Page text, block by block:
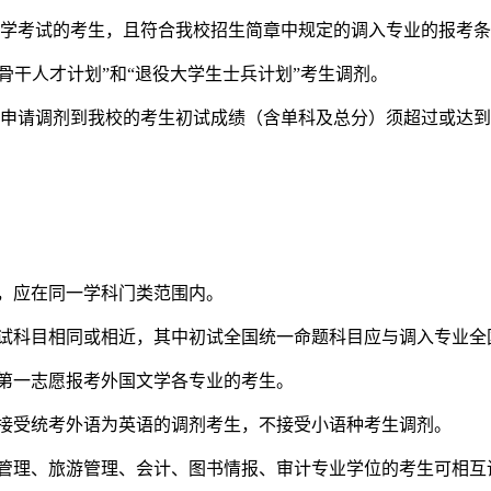
考试的考生，且符合我校招生简章中规定的调入专业的报考
人才计划”和“退役大学生士兵计划”考生调剂。
请调剂到我校的考生初试成绩（含单科及总分）须超过或达
在同一学科门类范围内。
科目相同或相近，其中初试全国统一命题科目应与调入专业
志愿报考外国文学各专业的考生。
统考外语为英语的调剂考生，不接受小语种考生调剂。
理、旅游管理、会计、图书情报、审计专业学位的考生可相